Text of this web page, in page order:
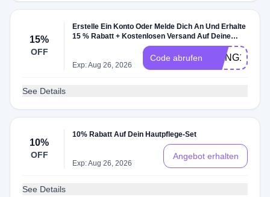
15%
OFF
Erstelle Ein Konto Oder Melde Dich An Und Erhalte
15 % Rabatt + Kostenlosen Versand Auf Deine
Exp: Aug 26, 2026
Code abrufen RLING15
See Details
10%
OFF
10% Rabatt Auf Dein Hautpflege-Set
Exp: Aug 26, 2026
Angebot erhalten
See Details